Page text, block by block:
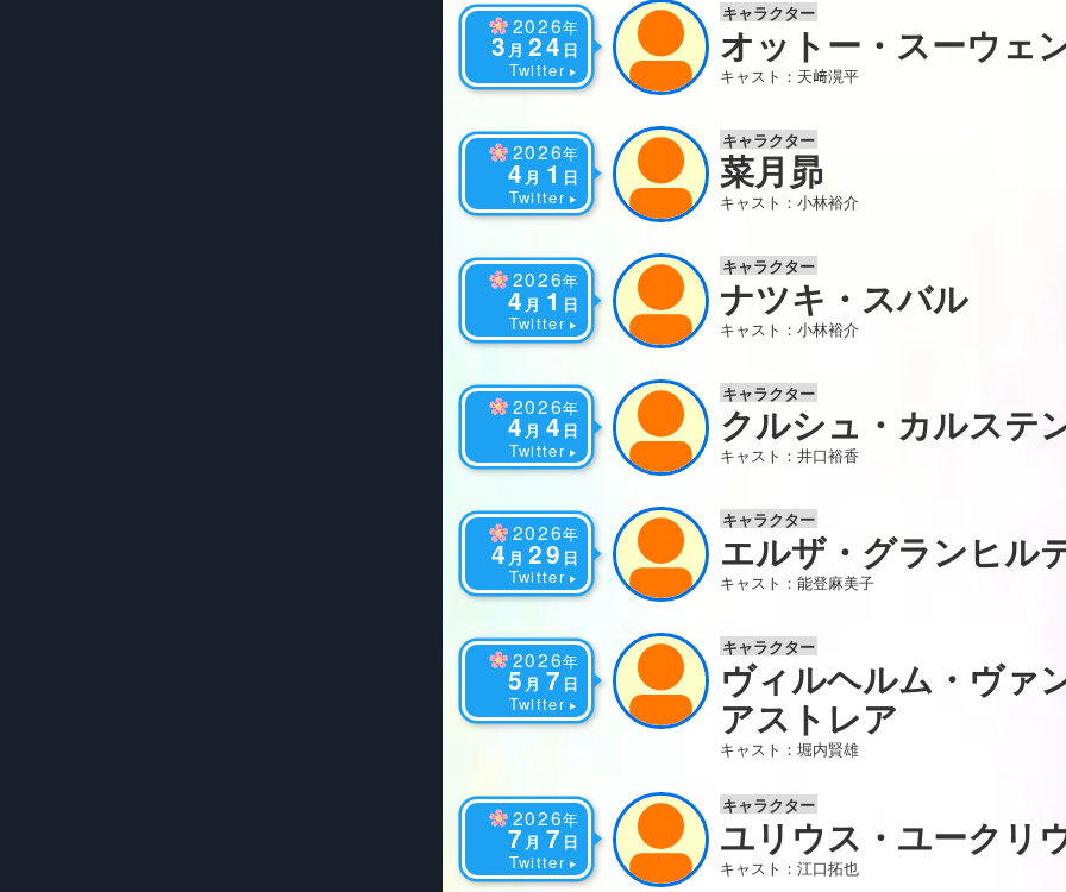
2026年
3 月 24 日
Twitter
キャラクター
オットー・スーウェ
キャスト：天﨑滉平
2026年
4 月 1 日
Twitter
キャラクター
菜月昴
キャスト：小林裕介
2026年
4 月 1 日
Twitter
キャラクター
ナツキ・スバル
キャスト：小林裕介
2026年
4 月 4 日
Twitter
キャラクター
クルシュ・カルステ
キャスト：井口裕香
2026年
4 月 29 日
Twitter
キャラクター
エルザ・グランヒル
キャスト：能登麻美子
2026年
5 月 7 日
Twitter
キャラクター
ヴィルヘルム・ヴァ
アストレア
キャスト：堀内賢雄
2026年
7 月 7 日
Twitter
キャラクター
ユリウス・ユークリ
キャスト：江口拓也